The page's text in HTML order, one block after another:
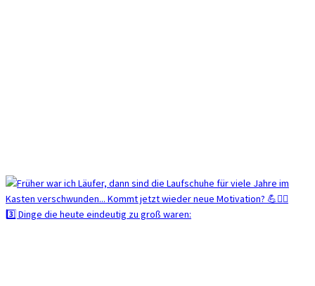
3️⃣ Dinge die heute eindeutig zu groß waren: